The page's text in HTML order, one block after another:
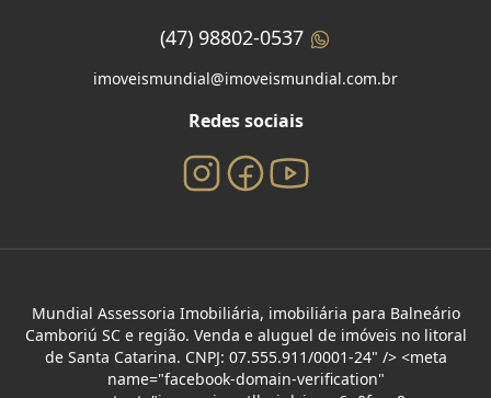
(47) 98802-0537
imoveismundial@imoveismundial.com.br
Redes sociais
Mundial Assessoria Imobiliária, imobiliária para Balneário
Camboriú SC e região. Venda e aluguel de imóveis no litoral
de Santa Catarina. CNPJ: 07.555.911/0001-24" /> <meta
name="facebook-domain-verification"